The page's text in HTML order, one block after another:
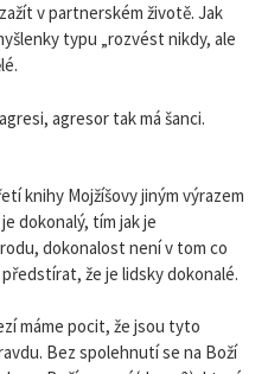
v partnerském životě. Jak
typu „rozvést nikdy, ale
agresor tak má šanci.
knihy Mojžíšovy jiným výrazem
dokonalý, tím jak je
dokonalost není v tom co
že je lidsky dokonalé.
máme pocit, že jsou tyto
Bez spolehnutí se na Boží